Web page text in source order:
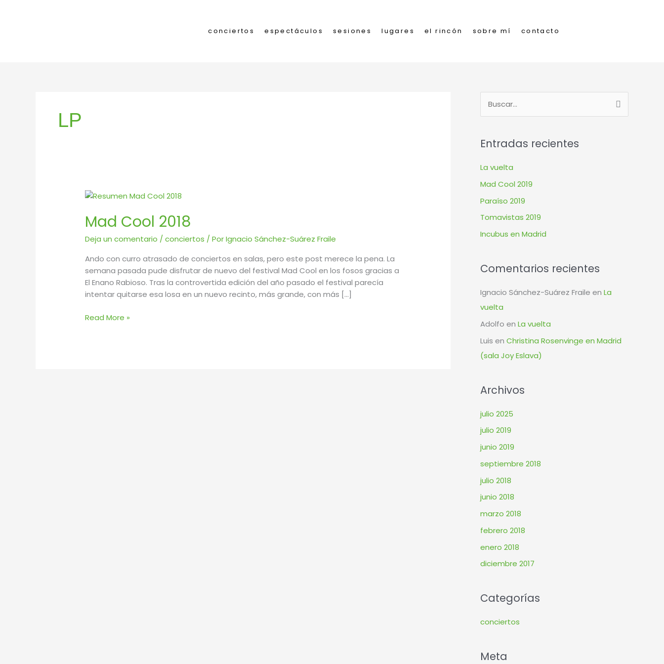
conciertos espectáculos sesiones lugares el rincón sobre mí contacto
LP
Mad Cool 2018
Deja un comentario /conciertos / PorIgnacio Sánchez-Suárez Fraile
Ando con curro atrasado de conciertos en salas, pero este post merece la pena. La
semana pasada pude disfrutar de nuevo del festival Mad Cool en los fosos gracias a
El Enano Rabioso. Tras la controvertida edición del año pasado el festival parecía
intentar quitarse esa losa en un nuevo recinto, más grande, con más […]
Mad
2018
Read More »
c
a
r
:
Entradas recientes
La vuelta
Mad Cool 2019
Paraíso 2019
Tomavistas 2019
Incubus en Madrid
Comentarios recientes
Ignacio Sánchez-Suárez Fraile en La
vuelta
Adolfo en La vuelta
Luis en Christina Rosenvinge en Madrid
(sala Joy Eslava)
Archivos
julio 2025
julio 2019
junio 2019
septiembre 2018
julio 2018
junio 2018
marzo 2018
febrero 2018
enero 2018
diciembre 2017
Categorías
conciertos
Meta